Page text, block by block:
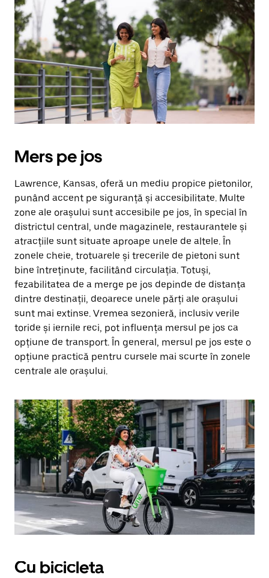
Mers pe jos
Lawrence, Kansas, oferă un mediu propice pietonilor,
punând accent pe siguranță și accesibilitate. Multe
zone ale orașului sunt accesibile pe jos, în special în
districtul central, unde magazinele, restaurantele și
atracțiile sunt situate aproape unele de altele. În
zonele cheie, trotuarele și trecerile de pietoni sunt
bine întreținute, facilitând circulația. Totuși,
fezabilitatea de a merge pe jos depinde de distanța
dintre destinații, deoarece unele părți ale orașului
sunt mai extinse. Vremea sezonieră, inclusiv verile
toride și iernile reci, pot influența mersul pe jos ca
opțiune de transport. În general, mersul pe jos este o
opțiune practică pentru cursele mai scurte în zonele
centrale ale orașului.
Cu bicicleta